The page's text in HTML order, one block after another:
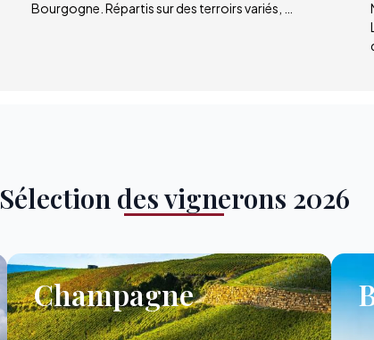
Bourgogne. Répartis sur des terroirs variés, …
Sélection des vignerons 2026
Champagne